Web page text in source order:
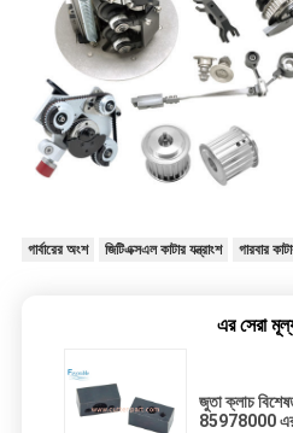
গার্বারের অংশ জিটিএক্সএল কাটার যন্ত্রাংশ গারবার
এর সেরা
জুতা ক্লাচ
85978000